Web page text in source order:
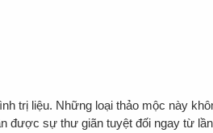
trị liệu. Những loại thảo mộc này
được sự thư giãn tuyệt đối ngay từ